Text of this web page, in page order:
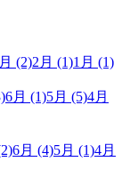
(2)2月 (1)1月 (1)
6月 (1)5月 (5)4月
6月 (4)5月 (1)4月